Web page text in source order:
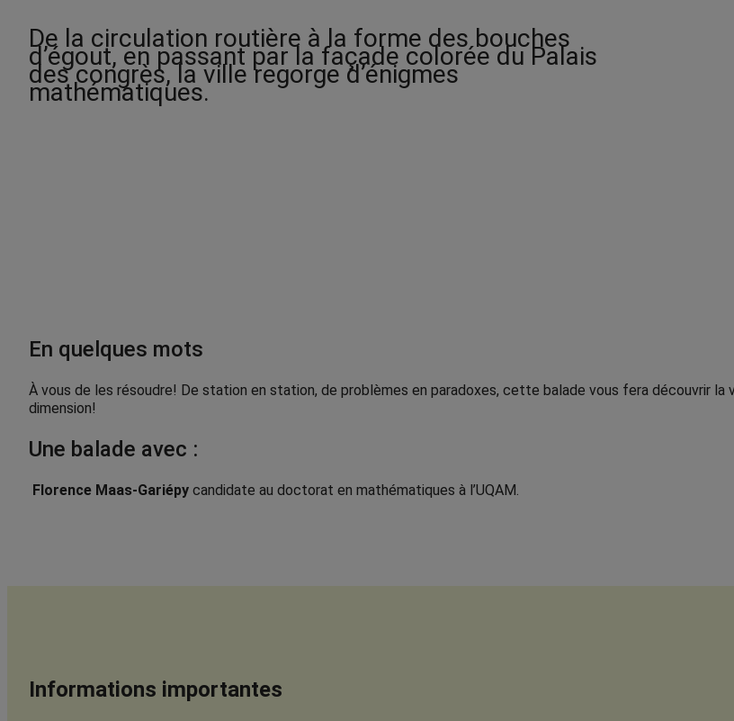
De la circulation routière à la forme des bouches
d’égout, en passant par la façade colorée du Palais
des congrès, la ville regorge d’énigmes
mathématiques.
En quelques mots
À vous de les résoudre! De station en station, de problèmes en paradoxes, cette balade vous fera découvrir
dimension!
Une balade avec :
Florence Maas-Gariépy candidate au doctorat en mathématiques à l’UQAM.
Informations importantes